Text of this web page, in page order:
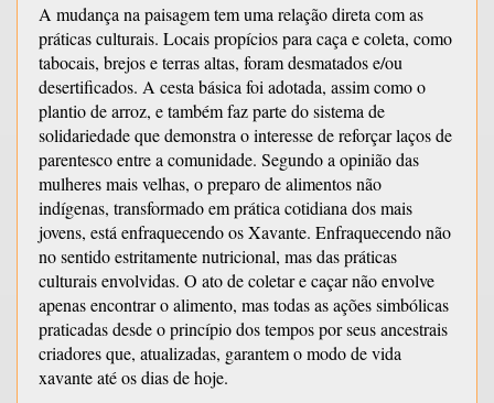
A mudança na paisagem tem uma relação direta com as
práticas culturais. Locais propícios para caça e coleta, como
tabocais, brejos e terras altas, foram desmatados e/ou
desertificados. A cesta básica foi adotada, assim como o
plantio de arroz, e também faz parte do sistema de
solidariedade que demonstra o interesse de reforçar laços de
parentesco entre a comunidade. Segundo a opinião das
mulheres mais velhas, o preparo de alimentos não
indígenas, transformado em prática cotidiana dos mais
jovens, está enfraquecendo os Xavante. Enfraquecendo não
no sentido estritamente nutricional, mas das práticas
culturais envolvidas. O ato de coletar e caçar não envolve
apenas encontrar o alimento, mas todas as ações simbólicas
praticadas desde o princípio dos tempos por seus ancestrais
criadores que, atualizadas, garantem o modo de vida
xavante até os dias de hoje.